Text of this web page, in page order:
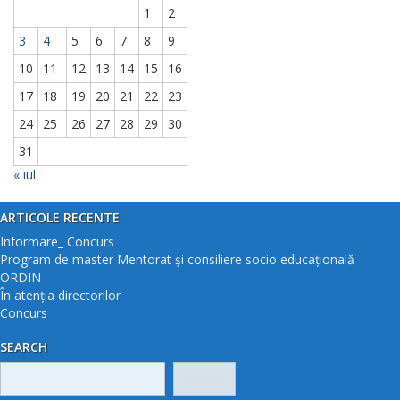
1
2
3
4 5 6 7 8
9
10
11 12 13 14 15
16
17
18 19 20 21 22
23
24
25 26 27 28 29
30
31
« iul.
ARTICOLE RECENTE
Informare_ Concurs
Program de master Mentorat și consiliere socio educațională
ORDIN
În atenția directorilor
Concurs
SEARCH